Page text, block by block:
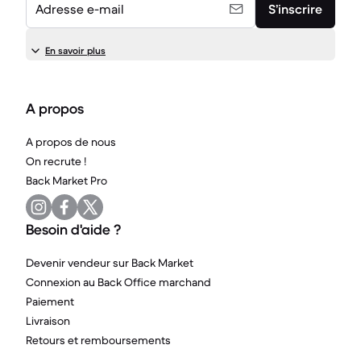
Adresse e-mail S’inscrire
En savoir plus
A propos
A propos de nous
On recrute !
Back Market Pro
Besoin d'aide ?
Devenir vendeur sur Back Market
Connexion au Back Office marchand
Paiement
Livraison
Retours et remboursements